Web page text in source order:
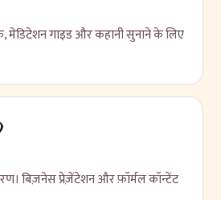
मेडिटेशन गाइड और कहानी सुनाने के लिए
बिज़नेस प्रेज़ेंटेशन और फ़ॉर्मल कॉन्टेंट